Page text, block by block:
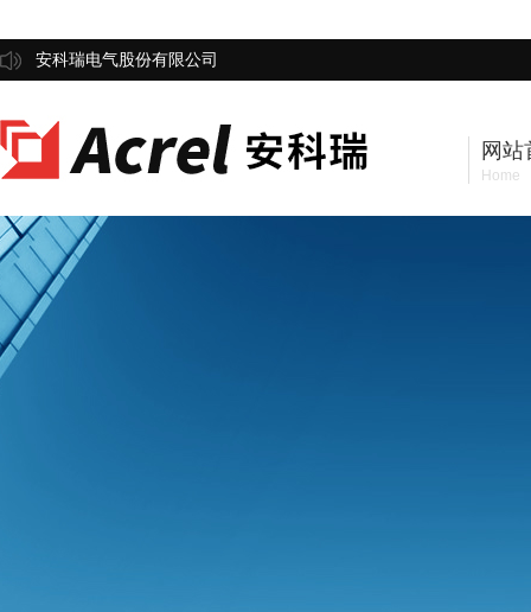
安科瑞电气股份有限公司
网站
Home